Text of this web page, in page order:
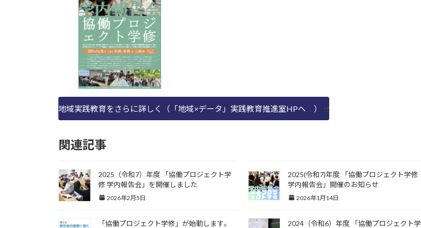
地域実践教育をさらに詳しく（「地域×データ」実践教育推進室HPへ ）
関連記事
2025（令和7）年度 「協働プロジェクト学
修 学内報告会」を開催しました
2026年2月5日
2025(令和7)年度 「協働プロジェクト学修
学内報告会」開催のお知らせ
2026年1月14日
「協働プロジェクト学修」が始動します｡
2024（令和6）年度 「協働プロジェクト学